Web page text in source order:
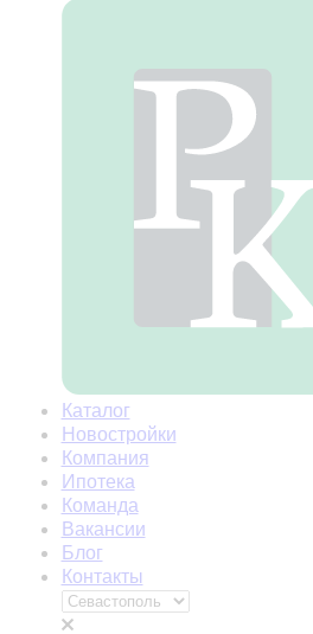
Каталог
Новостройки
Компания
Ипотека
Команда
Вакансии
Блог
Контакты